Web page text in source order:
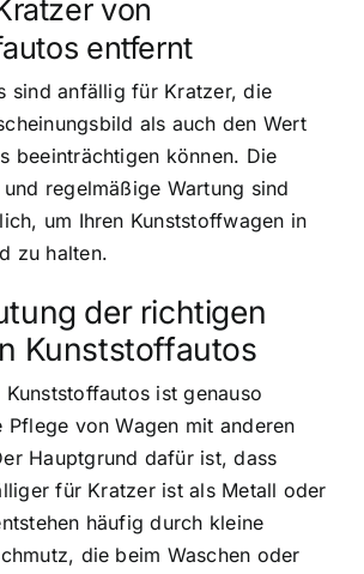
von
entfernt
sind anfällig für Kratzer, die
als auch den Wert
beeinträchtigen können. Die
regelmäßige Wartung sind
um Ihren Kunststoffwagen in
zu halten.
der richtigen
Kunststoffautos
ist genauso
von Wagen mit anderen
Hauptgrund dafür ist, dass
für Kratzer ist als Metall oder
häufig durch kleine
die beim Waschen oder